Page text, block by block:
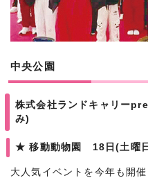
中央公園
株式会社ランドキャリー
み)
★ 移動動物園 18日(土曜
大人気イベントを今年も開